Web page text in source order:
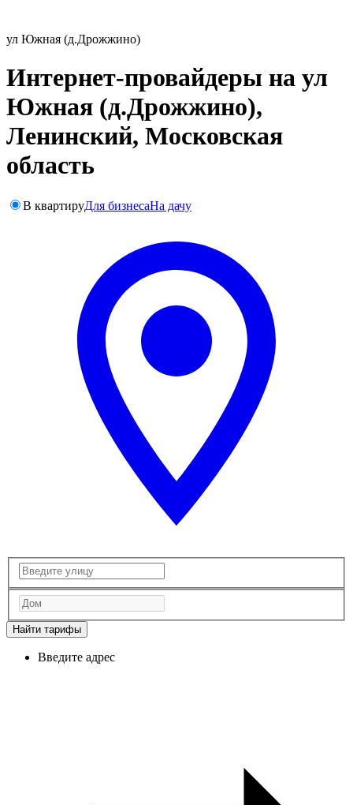
ул Южная (д.Дрожжино)
Интернет-провайдеры на ул
Южная (д.Дрожжино),
Ленинский, Московская
область
В квартируДля бизнесаНа дачу
Найти тарифы
Введите адрес